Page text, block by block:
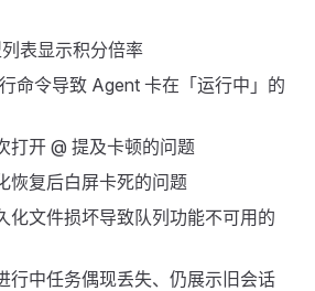
表显示积分倍率
命令导致 Agent 卡在「运行中」的
打开 @ 提及卡顿的问题
恢复后白屏卡死的问题
化文件损坏导致队列功能不可用的
行中任务偶现丢失、仍展示旧会话